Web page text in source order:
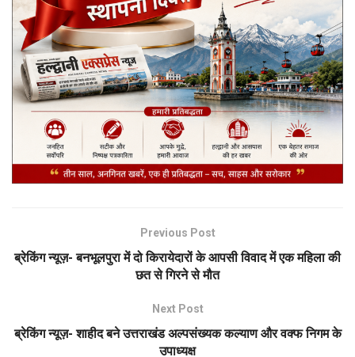
Previous Post
ब्रेकिंग न्यूज़- बनभूलपुरा में दो किरायेदारों के आपसी विवाद में एक महिला की
छत से गिरने से मौत
Next Post
ब्रेकिंग न्यूज़- शाहीद बने उत्तराखंड अल्पसंख्यक कल्याण और वक्फ निगम के
उपाध्यक्ष